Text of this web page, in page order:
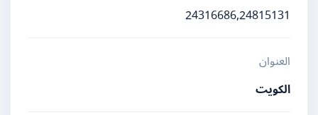
24316686,24815131
العنوان
الكويت